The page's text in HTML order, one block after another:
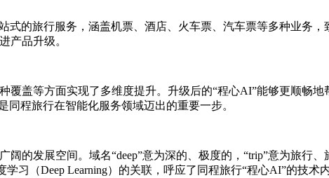
式的旅行服务，涵盖机票、酒店、火车票、汽车票等多种业务
产品升级。
覆盖等方面实现了多维度提升。升级后的“程心AI”能够更顺畅
同程旅行在智能化服务领域迈出的重要一步。
阔的发展空间。域名“deep”意为深的、极度的，“trip”意为旅
学习（Deep Learning）的关联，呼应了同程旅行“程心AI”的技